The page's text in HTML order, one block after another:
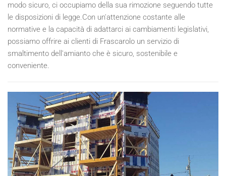
modo sicuro, ci occupiamo della sua rimozione seguendo tutte
le disposizioni di legge.Con un'attenzione costante alle
normative e la capacità di adattarci ai cambiamenti legislativi,
possiamo offrire ai clienti di Frascarolo un servizio di
smaltimento dell'amianto che è sicuro, sostenibile e
conveniente.